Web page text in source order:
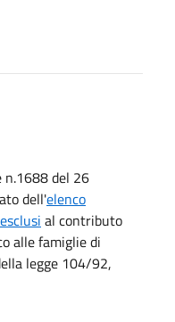
n.1688 del 26
dell'elenco
al contributo
alle famiglie di
legge 104/92,